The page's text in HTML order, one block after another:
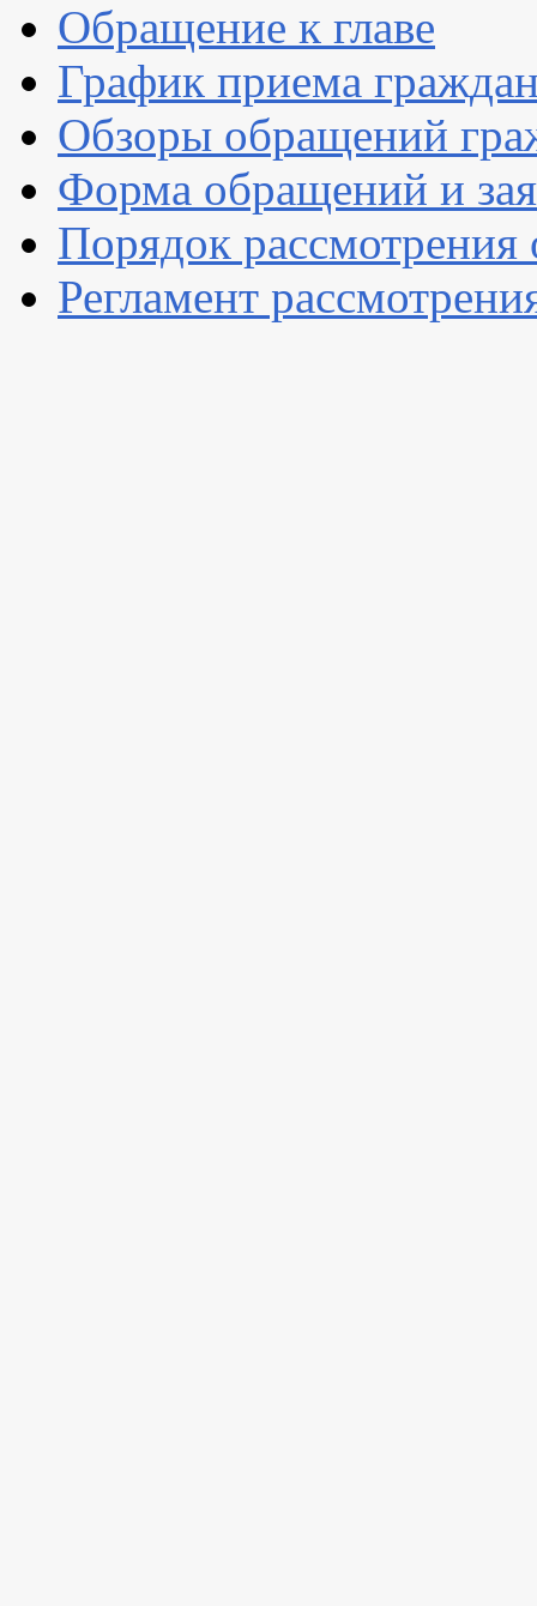
Обращение к главе
График приема
Обзоры обращений
Форма обращений и
Порядок
Регламент